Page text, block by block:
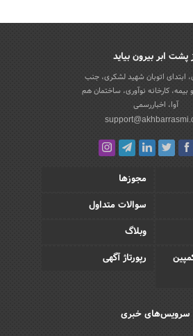
پشت ابر بیرون بیاید
ابتدای اتوبان شهید لشکری، جنب
بیمه، کارخانه نوآوری، ساختمان هم
آوا، اخباررسمی
مجوزها
سوالات متداول
وبلاگ
رپورتاژ آگهی
سرویس‌های خبری